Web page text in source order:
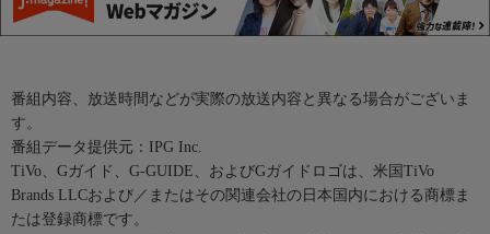
番組内容、放送時間などが実際の放送内容と異なる場合がございま
す。
番組データ提供元：IPG Inc.
TiVo、Gガイド、G-GUIDE、およびGガイドロゴは、米国TiVo
Brands LLCおよび／またはその関連会社の日本国内における商標ま
たは登録商標です。